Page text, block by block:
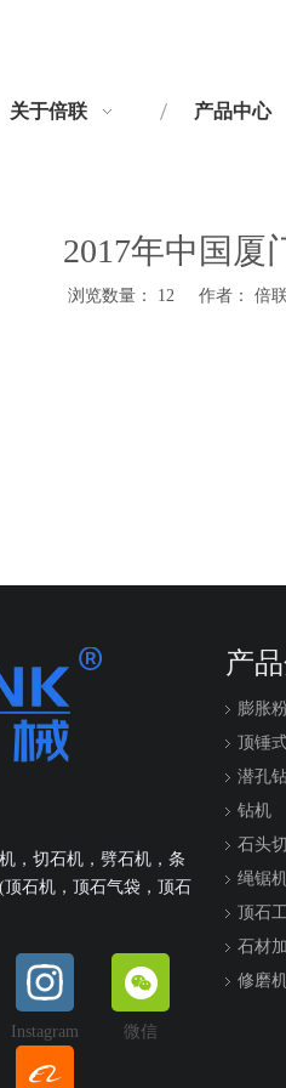
关于倍联 产品中心
2017年中国厦
浏览数量： 12 作者： 倍
，切石机，劈石机，条
石机，顶石气袋，顶石
Instagram 微信
产
膨胀
顶锤
潜孔
钻机
石头
绳锯
顶石
石材
修磨